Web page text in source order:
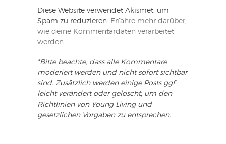
Diese Website verwendet Akismet, um
Spam zu reduzieren. Erfahre mehr darüber,
wie deine Kommentardaten verarbeitet
werden.
*Bitte beachte, dass alle Kommentare
moderiert werden und nicht sofort sichtbar
sind. Zusätzlich werden einige Posts ggf.
leicht verändert oder gelöscht, um den
Richtlinien von Young Living und
gesetzlichen Vorgaben zu entsprechen.